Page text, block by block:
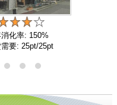
化率: 150%
要: 25pt/25pt